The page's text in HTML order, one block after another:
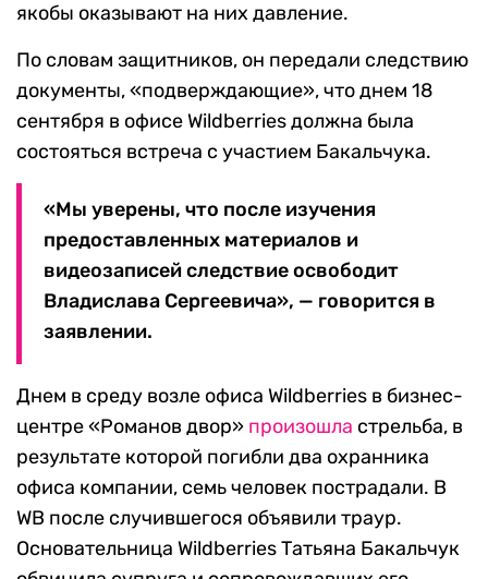
якобы оказывают на них давление.
По словам защитников, он передали следствию
документы, «подверждающие», что днем 18
сентября в офисе Wildberries должна была
состояться встреча с участием Бакальчука.
«Мы уверены, что после изучения
предоставленных материалов и
видеозаписей следствие освободит
Владислава Сергеевича», — говорится в
заявлении.
Днем в среду возле офиса Wildberries в бизнес-
центре «Романов двор» произошла стрельба, в
результате которой погибли два охранника
офиса компании, семь человек пострадали. В
WB после случившегося объявили траур.
Основательница Wildberries Татьяна Бакальчук